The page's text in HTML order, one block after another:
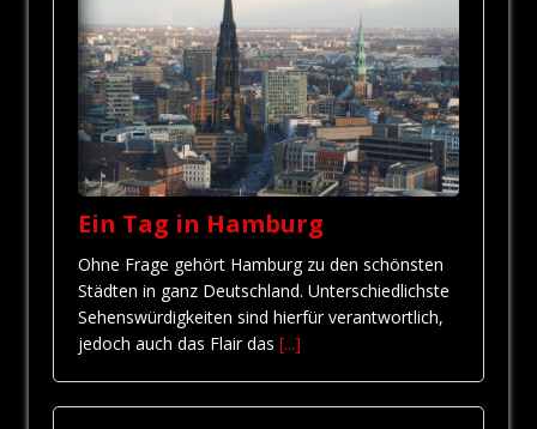
Ein Tag in Hamburg
Ohne Frage gehört Hamburg zu den schönsten
Städten in ganz Deutschland. Unterschiedlichste
Sehenswürdigkeiten sind hierfür verantwortlich,
jedoch auch das Flair das [...]